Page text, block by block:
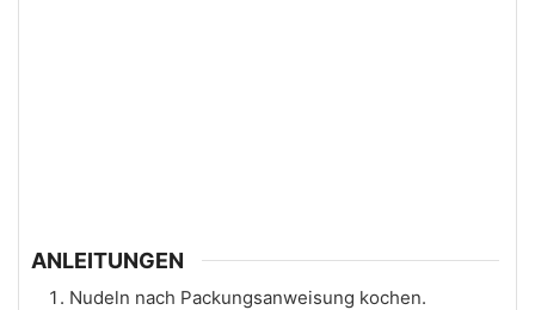
ANLEITUNGEN
Nudeln nach Packungsanweisung kochen.